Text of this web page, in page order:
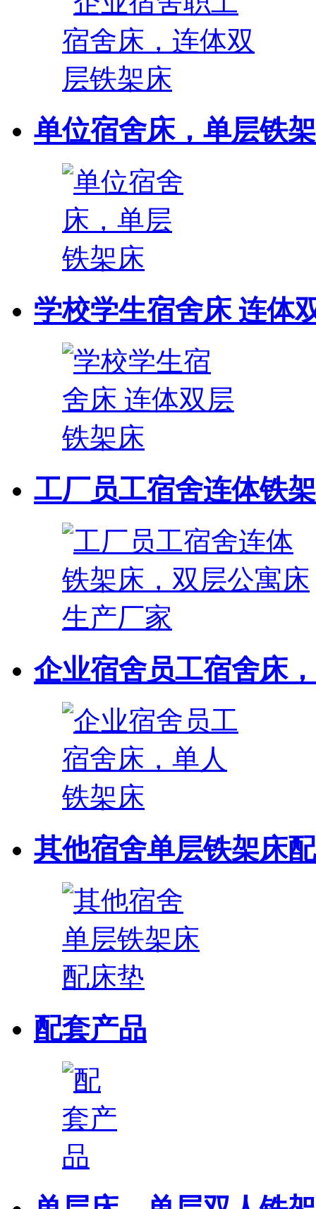
单位宿舍床，单层铁
学校学生宿舍床 连体
工厂员工宿舍连体铁
企业宿舍员工宿舍床
其他宿舍单层铁架床
配套产品